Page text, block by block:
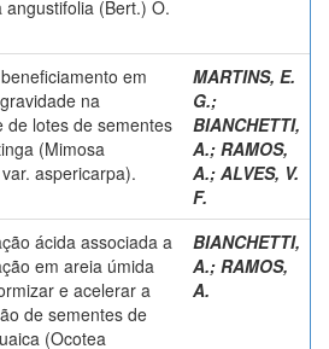
angustifolia (Bert.) O.
em
na
de lotes de sementes
(Mimosa
aspericarpa).
MARTINS, E.
G.;
BIANCHETTI,
A.; RAMOS,
A.; ALVES, V.
F.
ácida associada a
em areia úmida
e acelerar a
de sementes de
(Ocotea
BIANCHETTI,
A.; RAMOS,
A.